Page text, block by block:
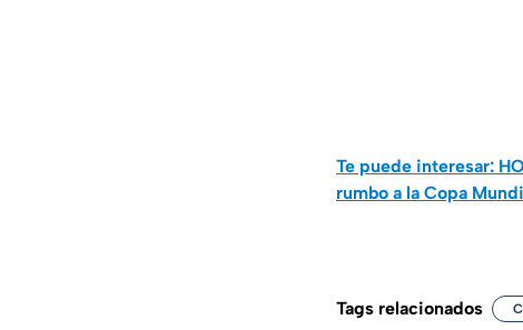
Te puede interesar:
rumbo a la Copa
Tags relacionados